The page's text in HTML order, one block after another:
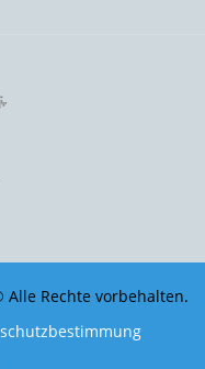
Alle Rechte vorbehalten.